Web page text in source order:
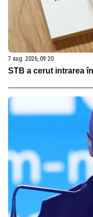
7 aug. 2026, 09:20
STB a cerut intrarea